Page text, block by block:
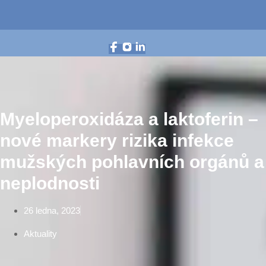
Myeloperoxidáza a laktoferin –
nové markery rizika infekce
mužských pohlavních orgánů a
neplodnosti
26 ledna, 2023
Aktuality